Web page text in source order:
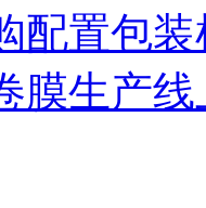
配置包
膜生产